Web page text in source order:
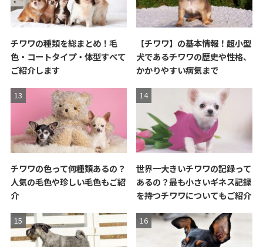
チワワの種類を総まとめ！毛
色・コートタイプ・体型すべて
ご紹介します
【チワワ】の基本情報！超小型
犬であるチワワの歴史や性格、
かかりやすい病気まで
チワワの色って何種類あるの？
人気の毛色や珍しい毛色もご紹
介
世界一大きいチワワの記録って
あるの？最も小さいギネス記録
を持つチワワについてもご紹介